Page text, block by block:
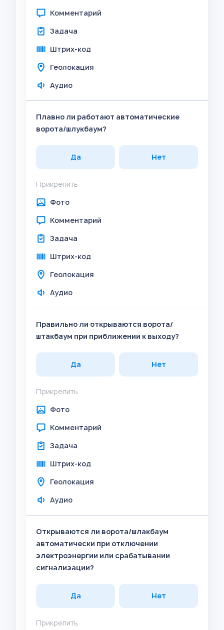
Комментарий
Задача
Штрих-код
Геолокация
Аудио
Плавно ли работают автоматические
ворота/шлукбаум?
Да Нет
Прикрепить
Фото
Комментарий
Задача
Штрих-код
Геолокация
Аудио
Правильно ли открываются ворота/
штакбаум при приближении к выходу?
Да Нет
Прикрепить
Фото
Комментарий
Задача
Штрих-код
Геолокация
Аудио
Открываются ли ворота/шлакбаум
автоматически при отключении
электроэнергии или срабатывании
сигнализации?
Да Нет
Прикрепить